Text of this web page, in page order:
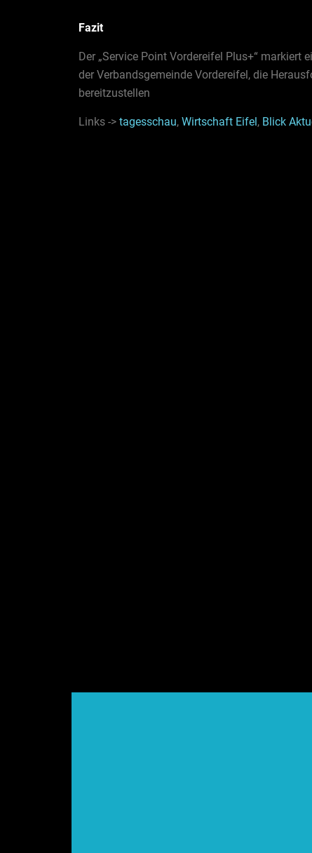
Fazit
Der „Service Point Vordereifel Plus+“
der Verbandsgemeinde Vordereifel, die
bereitzustellen
Links -> tagesschau, Wirtschaft Eifel , Blick